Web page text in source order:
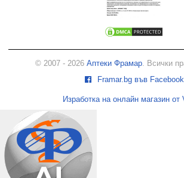
© 2007 - 2026 Аптеки Фрамар. Всички
Framar.bg във Facebook
Изработка на онлайн магазин от